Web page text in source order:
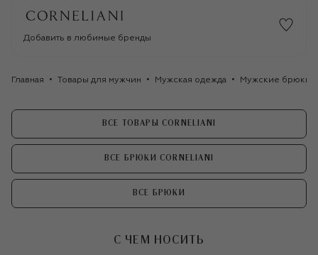
Добавить в любимые бренды
Главная Товары для мужчин Мужская одежда Мужские брюки
ВСЕ ТОВАРЫ CORNELIANI
ВСЕ БРЮКИ CORNELIANI
ВСЕ БРЮКИ
С ЧЕМ НОСИТЬ